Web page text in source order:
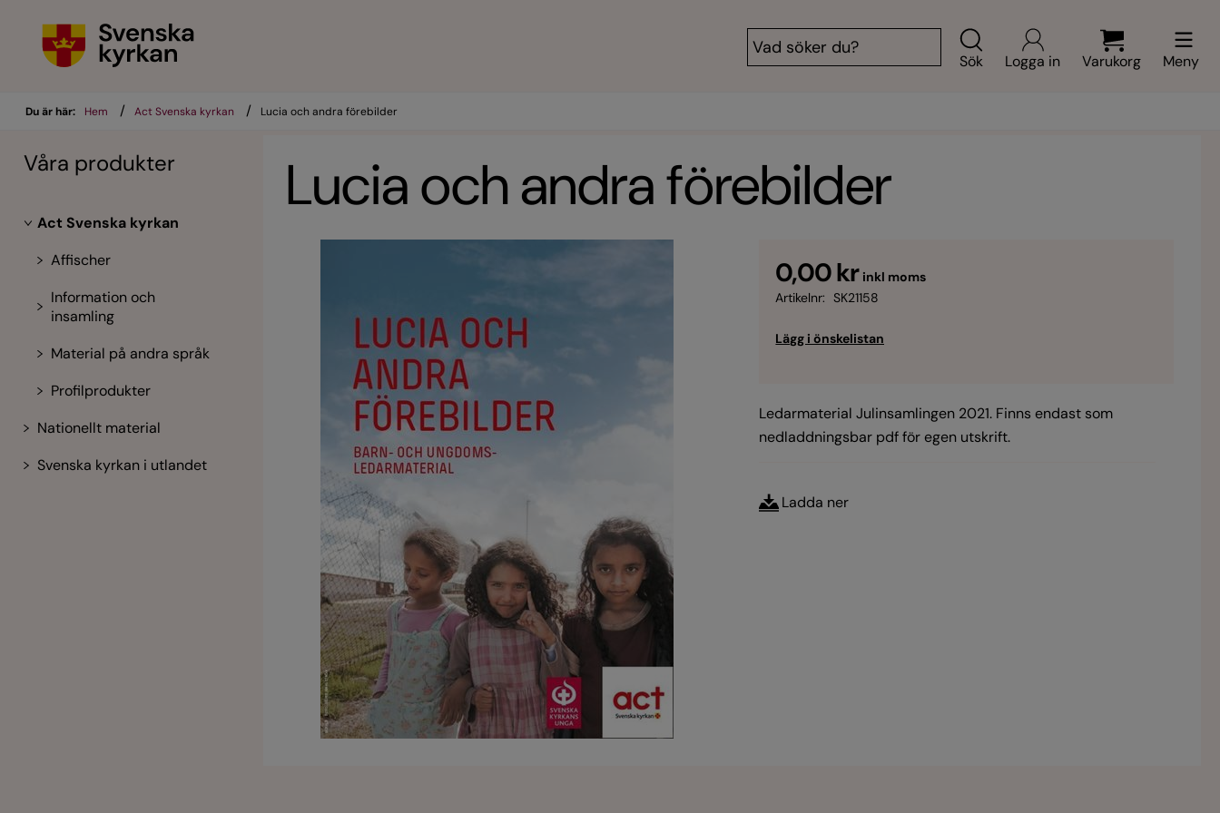
Logga in Varukorg Meny
Sök
Du är här: Hem / Act Svenska kyrkan / Lucia och andra förebilder
Våra produkter
Act Svenska kyrkan
Affischer
Information och
insamling
Material på andra språk
Profilprodukter
Nationellt material
Svenska kyrkan i utlandet
Lucia och andra förebilder
0,00 kr inkl moms
Artikelnr: SK21158
Ledarmaterial Julinsamlingen 2021. Finns endast som
nedladdningsbar pdf för egen utskrift.
Ladda ner